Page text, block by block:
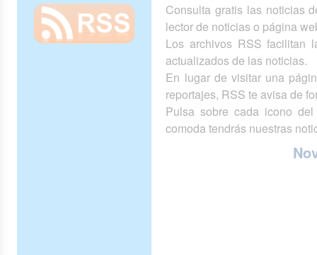
Consulta gratis las noticias
lector de noticias o página
Los archivos RSS facilitan
actualizados de las noticias.
En lugar de visitar una
reportajes, RSS te avisa de
Pulsa sobre cada icono
comoda tendrás nuestras